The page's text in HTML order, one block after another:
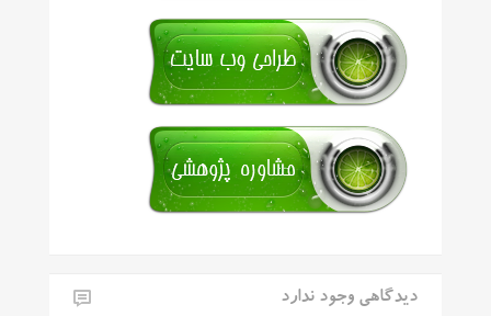
دیدگاهی وجود ندارد